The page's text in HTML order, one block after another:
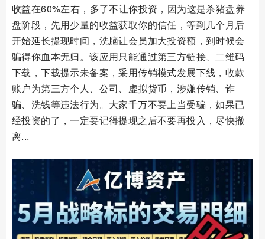
收益在60%左右，多了不让你投资，因为这是杀猪盘养
盘阶段，先用少量的收益获取你的信任，等到几个月后
开始延长提现时间，洗脑让会员加大投资额，到时候会
骗得你血本无归。该应用只能通过第三方链接、二维码
下载，下载提示未备案，采用传销模式发展下线，收款
账户为第三方个人、公司、虚拟货币，涉嫌传销、诈
骗、洗钱等违法行为。大家千万不要上当受骗，如果已
经投资的了，一定要记得提现之后不要再投入，尽快撤
离...